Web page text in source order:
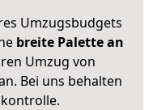
Umzugsbudgets
breite Palette an
Umzug von
Bei uns behalten